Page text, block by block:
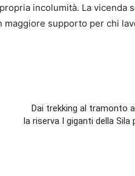
incolumità. La vicenda
supporto per chi
Dai trekking al tramonto
la riserva I giganti della